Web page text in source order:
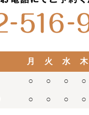
月 火 水 木
○ ○ ○ ○
○ ○ ○ ○